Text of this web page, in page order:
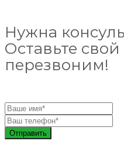
Нужна
Оставьте
перезвоним!
Отправить